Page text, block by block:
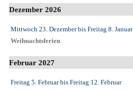
Dezember 2026
Mittwoch 23. Dezemberbis Freitag 8. Januar
Weihnachtsferien
Februar 2027
Freitag 5. Februarbis Freitag 12. Februar